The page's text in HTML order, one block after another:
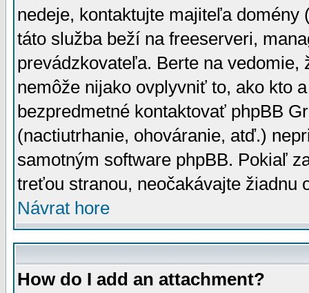
nedeje, kontaktujte majiteľa
táto služba beží na freeserveri,
prevádzkovateľa. Berte na vedomie,
nemôže nijako ovplyvniť to, ako kto
bezpredmetné kontaktovať phpBB
(nactiutrhanie, ohováranie, atď.)
samotným software phpBB. Pokiaľ
treťou stranou, neočakávajte žiadnu
Návrat hore
How do I add an attachment?